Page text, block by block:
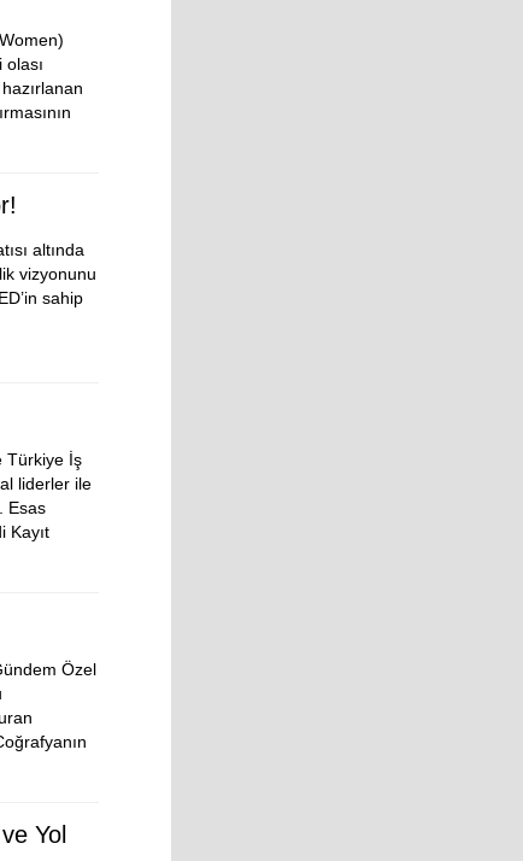
altında
vizyonunu
sahip
Türkiye İş
liderler ile
Esas
Kayıt
Özel
Yol